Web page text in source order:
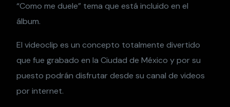
“Como me duele” tema que está incluido en el
álbum.
El videoclip es un concepto totalmente divertido
que fue grabado en la Ciudad de México y por su
puesto podrán disfrutar desde su canal de videos
por internet.